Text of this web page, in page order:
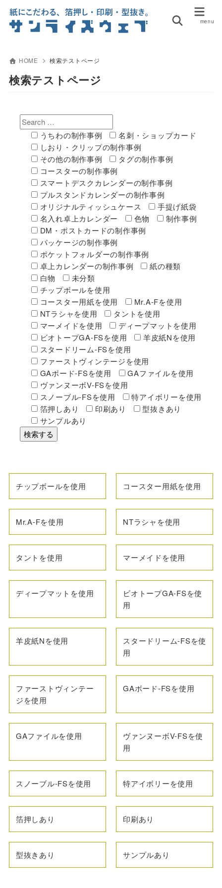
HOME 検索テストページ
検索テストページ
うちわの制作事例
名刺・ショップカード
しおり・クリップの制作事例
その他の制作事例
タグの制作事例
コースターの制作事例
スマートデスクカレンダーの制作事例
プルスタンドカレンダーの制作事例
オリジナルティッシュケース
手提げ紙袋
名入れ卓上カレンダー
色物
制作事例
DM・ポストカードの制作事例
パッケージの制作事例
ポケットフォルダーの制作事例
卓上カレンダーの制作事例
紙の種類
白物
未分類
チップボールを使用
コースター用紙を使用
Mr.A-Fを使用
NTラシャを使用
タントを使用
マーメイドを使用
ディープマットを使用
ビオトープGA-FSを使用
羊皮紙Nを使用
スタードリーム-FSを使用
ファーストヴィンテージを使用
GAボード-FSを使用
GAファイルを使用
ヴァンヌーボV-FSを使用
スノーブル-FSを使用
特アイボリーを使用
箔押しあり
印刷あり
型抜きあり
サンプルあり
チップボールを使用 コースター用紙を使用
Mr.A-Fを使用 NTラシャを使用
タントを使用 マーメイドを使用
ディープマットを使用
ビオトープGA-FSを使
用
羊皮紙Nを使用
スタードリーム-FSを使
用
ファーストヴィンテー
ジを使用
GAボード-FSを使用
GAファイルを使用
ヴァンヌーボV-FSを使
用
スノーブル-FSを使用 特アイボリーを使用
箔押しあり 印刷あり
型抜きあり サンプルあり